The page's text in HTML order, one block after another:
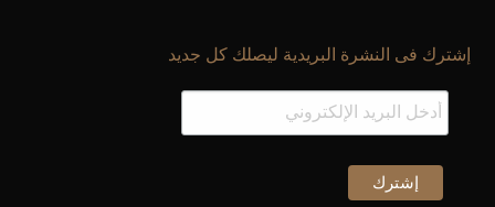
إشترك فى النشرة البريدية ليصلك كل جديد